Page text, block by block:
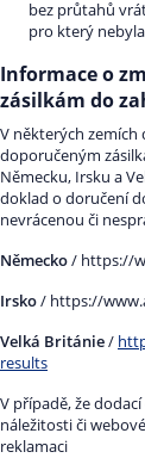
bez průtahů
pro který
Informace o
zásilkám do
V některých zemích
doporučeným
Německu, Irsku a
doklad o doručení
nevrácenou či
Německo/ https://
Irsko/ https://
Velká Británie/
results
V případě, že
náležitosti či
reklamaci